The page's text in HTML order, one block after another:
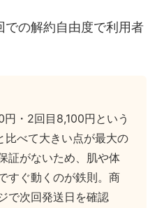
の解約自由度で利用者
・2回目8,100円という
べて大きい点が最大の
証がないため、肌や体
すぐ動くのが鉄則。商
で次回発送日を確認